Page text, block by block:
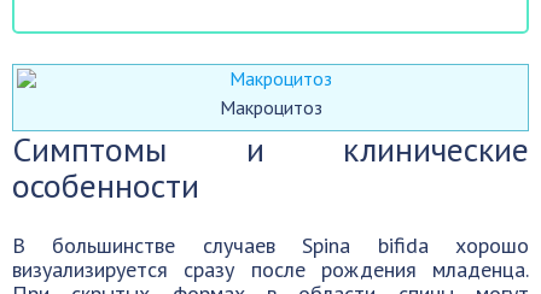
Макроцитоз
Симптомы и клинические
особенности
В большинстве случаев Spina bifida хорошо
визуализируется сразу после рождения младенца.